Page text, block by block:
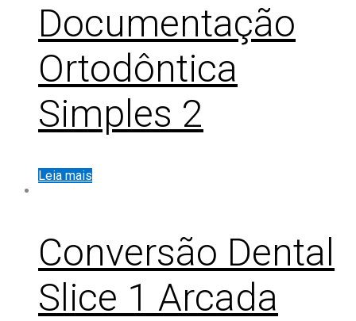
Documentação
Ortodôntica
Simples 2
Leia mais
Conversão Dental
Slice 1 Arcada